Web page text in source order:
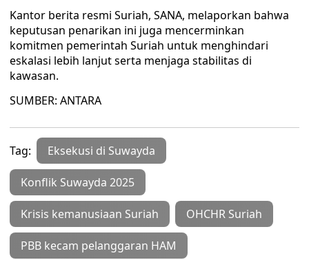
Kantor berita resmi Suriah, SANA, melaporkan bahwa
keputusan penarikan ini juga mencerminkan
komitmen pemerintah Suriah untuk menghindari
eskalasi lebih lanjut serta menjaga stabilitas di
kawasan.
SUMBER: ANTARA
Tag: Eksekusi di Suwayda
Konflik Suwayda 2025
Krisis kemanusiaan Suriah OHCHR Suriah
PBB kecam pelanggaran HAM